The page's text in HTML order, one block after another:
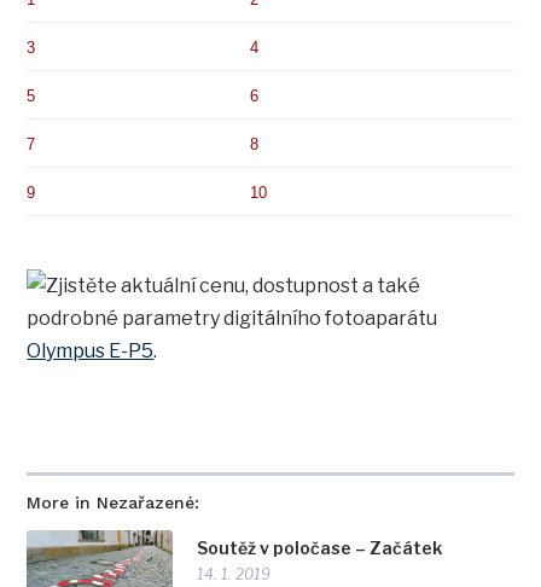
More in Nezařazené:
Soutěž v poločase – Začátek
14. 1. 2019
3 4
5 6
7 8
9 10
Zjistěte aktuální cenu, dostupnost a také
podrobné parametry digitálního fotoaparátu
Olympus E-P5.